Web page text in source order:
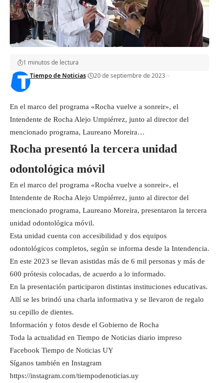
Tiempo de Noticias 20 de septiembre de 2023
1 minutos de lectura
En el marco del programa «Rocha vuelve a sonreir», el
Intendente de Rocha Alejo Umpiérrez, junto al director del
mencionado programa, Laureano Moreira…
Rocha presentó la tercera unidad
odontológica móvil
En el marco del programa «Rocha vuelve a sonreir», el
Intendente de Rocha Alejo Umpiérrez, junto al director del
mencionado programa, Laureano Moreira, presentaron la tercera
unidad odontológica móvil.
Esta unidad cuenta con accesibilidad y dos equipos
odontológicos completos, según se informa desde la Intendencia.
En este 2023 se llevan asistidas más de 6 mil personas y más de
600 prótesis colocadas, de acuerdo a lo informado.
En la presentación participaron distintas instituciones educativas.
Allí se les brindó una charla informativa y se llevaron de regalo
su cepillo de dientes.
Información y fotos desde el Gobierno de Rocha
Toda la actualidad en Tiempo de Noticias diario impreso
Facebook Tiempo de Noticias UY
Síganos también en Instagram
https://instagram.com/tiempodenoticias.uy